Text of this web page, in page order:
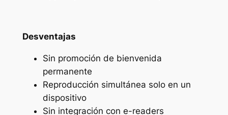
Desventajas
Sin promoción de bienvenida
permanente
Reproducción simultánea solo en un
dispositivo
Sin integración con e-readers